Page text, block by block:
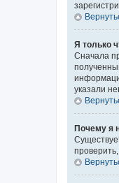
Я только
Сначала
указали
Почему я